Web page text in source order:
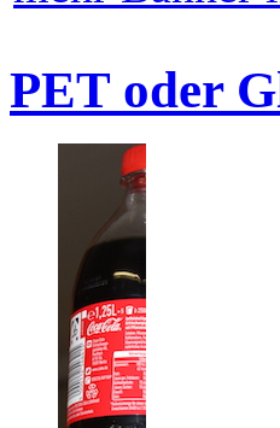
PET oder